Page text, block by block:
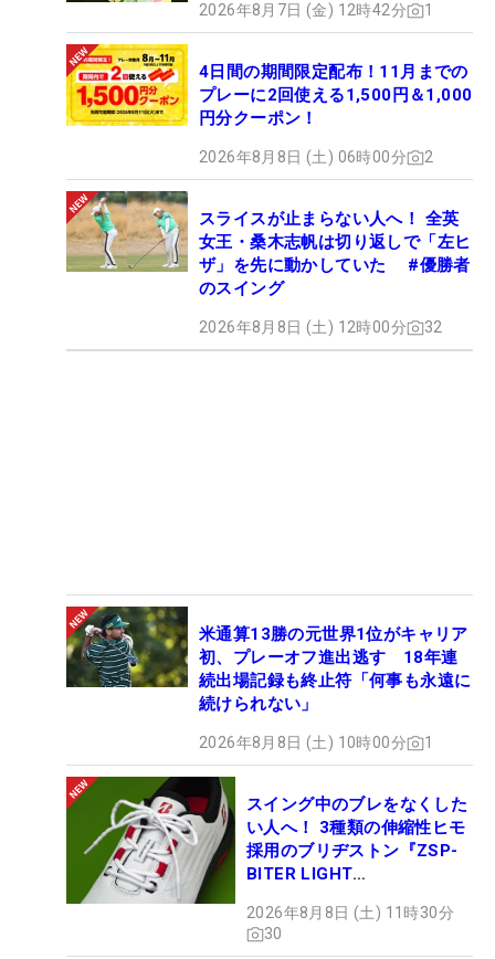
2026年8月7日 (金) 12時42分 1
4日間の期間限定配布！11月までの
プレーに2回使える1,500円＆1,000
円分クーポン！
2026年8月8日 (土) 06時00分 2
スライスが止まらない人へ！ 全英
女王・桑木志帆は切り返しで「左ヒ
ザ」を先に動かしていた #優勝者
のスイング
2026年8月8日 (土) 12時00分 32
米通算13勝の元世界1位がキャリア
初、プレーオフ進出逃す 18年連
続出場記録も終止符「何事も永遠に
続けられない」
2026年8月8日 (土) 10時00分 1
スイング中のブレをなくした
い人へ！ 3種類の伸縮性ヒモ
採用のブリヂストン『ZSP-
BITER LIGHT
ュー
2026年8月8日 (土) 11時30分
30